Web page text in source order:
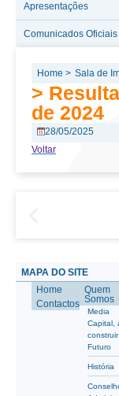
Apresentações
Comunicados Oficiais
Home > Sala de
>
de 2024
28/05/2025
Voltar
MAPA DO SITE
Home
Contactos
Quem
Somos
Media
Capital,
Futuro
História